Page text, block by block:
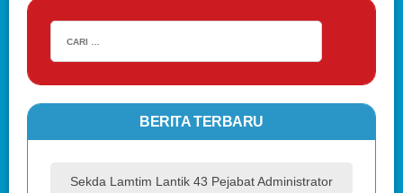
BERITA TERBARU
Sekda Lamtim Lantik 43 Pejabat Administrator